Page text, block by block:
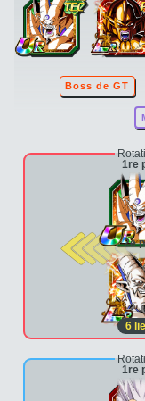
Boss de GT
1re
2e
6
1re